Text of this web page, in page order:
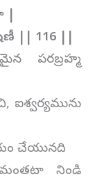
|| 116 ||
పరబ్రహ్మ
ఐశ్వర్యమును
చేయునది
నిండి